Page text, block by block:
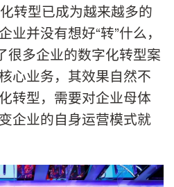
转型已成为越来越多的
并没有想好“转”什么，
很多企业的数字化转型案
心业务，其效果自然不
转型，需要对企业母体
企业的自身运营模式就